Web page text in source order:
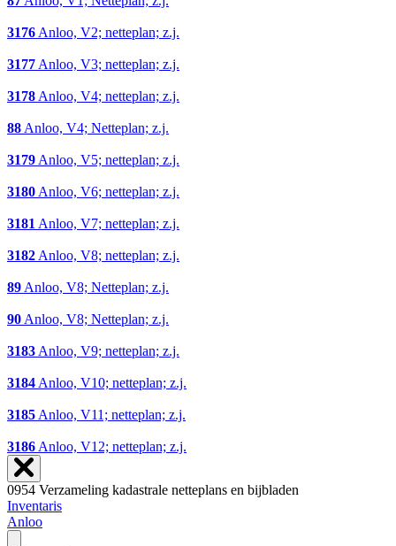
3176Anloo, V2; netteplan; z.j.
3177Anloo, V3; netteplan; z.j.
3178Anloo, V4; netteplan; z.j.
88Anloo, V4; Netteplan; z.j.
3179Anloo, V5; netteplan; z.j.
3180Anloo, V6; netteplan; z.j.
3181Anloo, V7; netteplan; z.j.
3182Anloo, V8; netteplan; z.j.
89Anloo, V8; Netteplan; z.j.
90Anloo, V8; Netteplan; z.j.
3183Anloo, V9; netteplan; z.j.
3184Anloo, V10; netteplan; z.j.
3185Anloo, V11; netteplan; z.j.
3186Anloo, V12; netteplan; z.j.
0954 Verzameling kadastrale netteplans en bijbladen
Inventaris
Anloo